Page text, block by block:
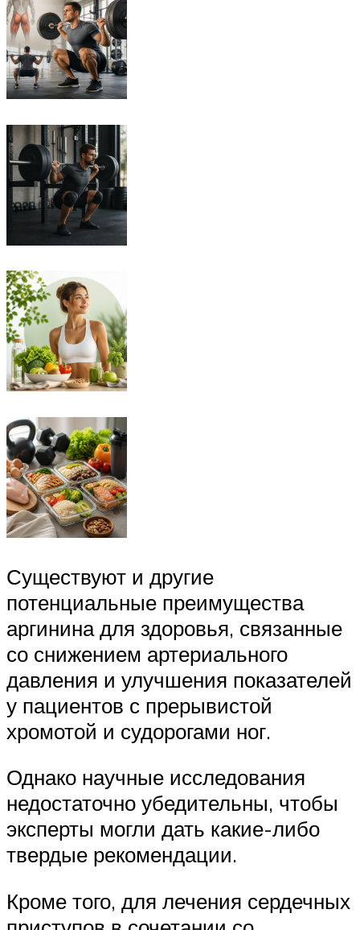
Существуют и другие
потенциальные преимущества
аргинина для здоровья, связанные
со снижением артериального
давления и улучшения показателей
у пациентов с прерывистой
хромотой и судорогами ног.
Однако научные исследования
недостаточно убедительны, чтобы
эксперты могли дать какие-либо
твердые рекомендации.
Кроме того, для лечения сердечных